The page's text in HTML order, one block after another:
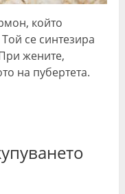
който
се синтезира
жените,
на пубертета.